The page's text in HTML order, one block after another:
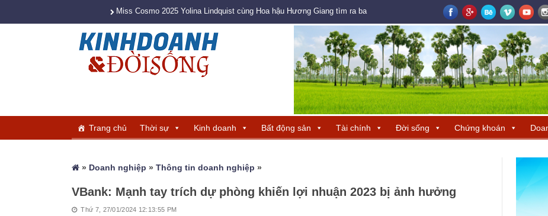
Miss Cosmo 2025 Yolina Lindquist cùng Hoa hậu Hương Giang tìm ra ba đại diện Trung Quốc – Hong Kong – Macau đến
Trang chủ Thời sự Kinh doanh Bất động sản Tài chính Đời sống Chứng khoán
» Doanh nghiệp » Thông tin doanh nghiệp »
VBank: Mạnh tay trích dự phòng khiến lợi nhuận 2023 bị ảnh hưởng
Thứ 7, 27/01/2024 12:13:55 PM